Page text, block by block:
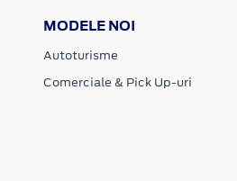
MODELE NOI
Autoturisme
Comerciale & Pick Up-uri